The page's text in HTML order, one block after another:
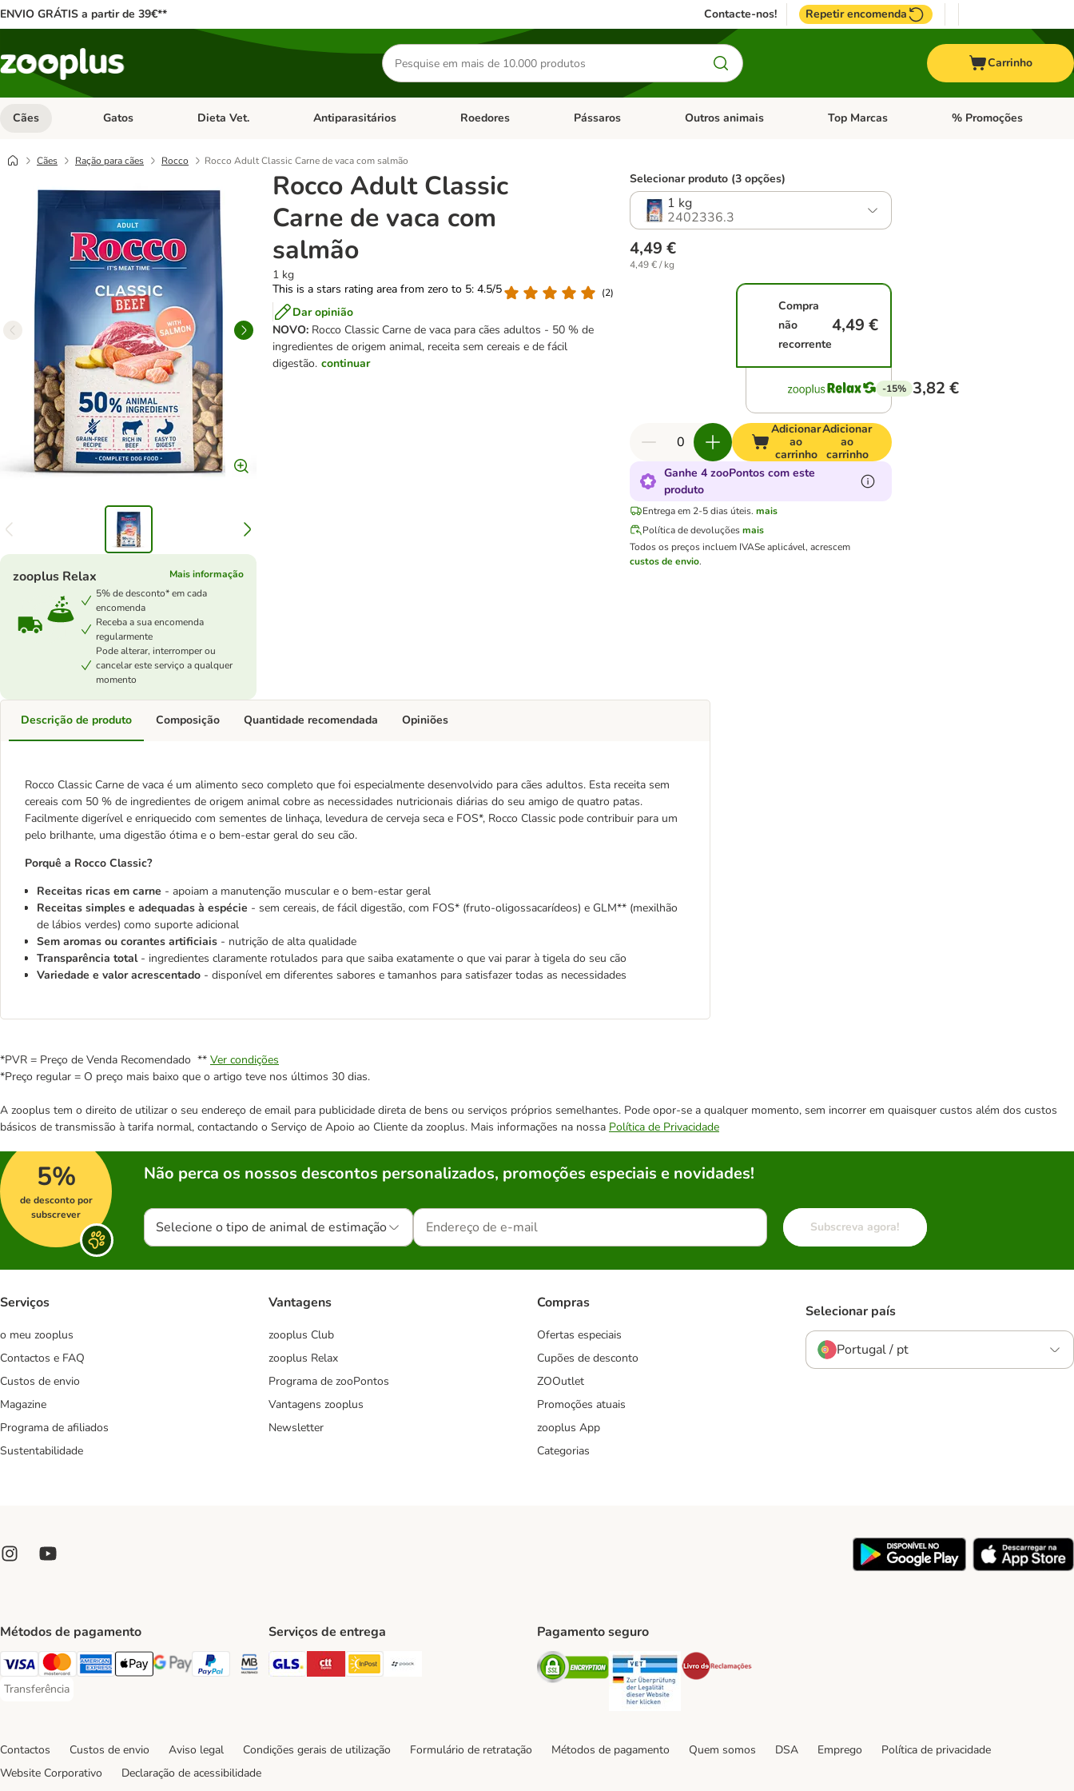
ENVIO GRÁTIS a partir de 39€** Contacte-nos! Repetir encomenda
Pesquisar
produtos
Carrinho
Cães Abrir menu de categoria: Cães
Gatos Abrir menu de categoria: Gatos
Dieta Vet. Abrir menu de categoria: Dieta Vet.
Antiparasitários Abrir menu de categoria: Antiparasitários
Roedores Abrir menu de categoria: Roedores
Pássaros Abrir menu de categoria: Pássaros
Outros animais Abrir menu de categoria: Outros animais
Top Marcas Abrir menu de categoria:
% Promoções
Cães Ração para cães Rocco Rocco Adult Classic Carne de vaca com salmão
Rocco Adult Classic
Carne de vaca com
salmão
1 kg
This is a stars rating area from zero to 5: 4.5/5
(2)
Dar opinião
NOVO: Rocco Classic Carne de vaca para cães adultos - 50 % de
ingredientes de origem animal, receita sem cereais e de fácil
digestão. continuar
zooplus Relax
Mais informação
5% de desconto* em cada
encomenda
Receba a sua encomenda
regularmente
Pode alterar, interromper ou
cancelar este serviço a qualquer
momento
Selecionar produto (3 opções)
1 kg
2402336.3
4,49 €
4,49 € / kg
Compra
não
recorrente
4,49 €
-15% 3,82 €
Adicionar
ao
carrinho
Adicionar
ao
carrinho
Ganhe 4 zooPontos com este
produto
Entrega em 2-5 dias úteis. mais
Política de devoluções mais
Todos os preços incluem IVASe aplicável, acrescem
custos de envio.
Descrição de produto
Rocco Classic Carne de vaca é um alimento seco completo que foi especialmente desenvolvido para cães adultos. Esta receita sem
cereais com 50 % de ingredientes de origem animal cobre as necessidades nutricionais diárias do seu amigo de quatro patas.
Facilmente digerível e enriquecido com sementes de linhaça, levedura de cerveja seca e FOS*, Rocco Classic pode contribuir para um
pelo brilhante, uma digestão ótima e o bem-estar geral do seu cão.
Porquê a Rocco Classic?
Receitas ricas em carne - apoiam a manutenção muscular e o bem-estar geral
Receitas simples e adequadas à espécie - sem cereais, de fácil digestão, com FOS* (fruto-oligossacarídeos) e GLM** (mexilhão
de lábios verdes) como suporte adicional
Sem aromas ou corantes artificiais - nutrição de alta qualidade
Transparência total- ingredientes claramente rotulados para que saiba exatamente o que vai parar à tigela do seu cão
Variedade e valor acrescentado - disponível em diferentes sabores e tamanhos para satisfazer todas as necessidades
Composição Quantidade recomendada Opiniões
*PVR = Preço de Venda Recomendado ** Ver condições
*Preço regular = O preço mais baixo que o artigo teve nos últimos 30 dias.
A zooplus tem o direito de utilizar o seu endereço de email para publicidade direta de bens ou serviços próprios semelhantes. Pode opor-se a qualquer momento, sem incorrer em quaisquer custos além dos custos
básicos de transmissão à tarifa normal, contactando o Serviço de Apoio ao Cliente da zooplus. Mais informações na nossa Política de Privacidade
5%
de desconto por
subscrever
Não perca os nossos descontos personalizados, promoções especiais e novidades!
Selecione o tipo de animal de estimação Subscreva agora!
Serviços
o meu zooplus
Contactos e FAQ
Custos de envio
Magazine
Programa de afiliados
Sustentabilidade
Vantagens
zooplus Club
zooplus Relax
Programa de zooPontos
Vantagens zooplus
Newsletter
Compras
Ofertas especiais
Cupões de desconto
ZOOutlet
Promoções atuais
zooplus App
Categorias
Selecionar país
Portugal / pt
Métodos de pagamento
Visa Payment Method
Mastercard Payment Method
American Express Payment Method
Apple Pay Payment Method
Google Pay Payment Method
PayPal Payment Method
Multibanco Payment Method
Transferência
Transferência Payment Method
Serviços de entrega
GLS Shipping Method
CTTExpress Shipping Method
InPost Shipping Method
Paack Shipping Method
Pagamento seguro
Security Security
Contactos Custos de envio Aviso legal Condições gerais de utilização Formulário de retratação Métodos de pagamento Quem somos DSA Emprego
Política de privacidade
Website Corporativo
Declaração de acessibilidade